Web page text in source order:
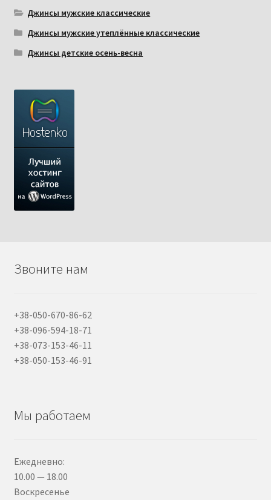
Джинсы мужские классические
Джинсы мужские утеплённые классические
Джинсы детские осень-весна
Звоните нам
+38-050-670-86-62
+38-096-594-18-71
+38-073-153-46-11
+38-050-153-46-91
Мы работаем
Ежедневно:
10.00 — 18.00
Воскресенье